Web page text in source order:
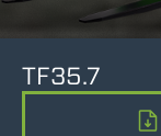
TF35.7